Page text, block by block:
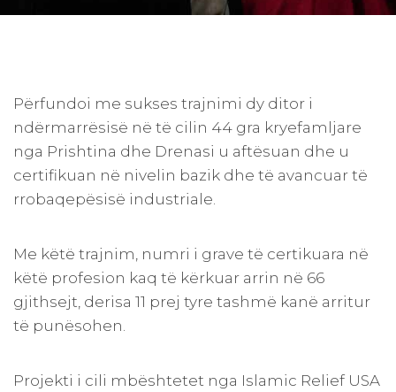
Përfundoi me sukses trajnimi dy ditor i
ndërmarrësisë në të cilin 44 gra kryefamljare
nga Prishtina dhe Drenasi u aftësuan dhe u
certifikuan në nivelin bazik dhe të avancuar të
rrobaqepësisë industriale.
Me këtë trajnim, numri i grave të certikuara në
këtë profesion kaq të kërkuar arrin në 66
gjithsejt, derisa 11 prej tyre tashmë kanë arritur
të punësohen.
Projekti i cili mbështetet nga Islamic Relief USA